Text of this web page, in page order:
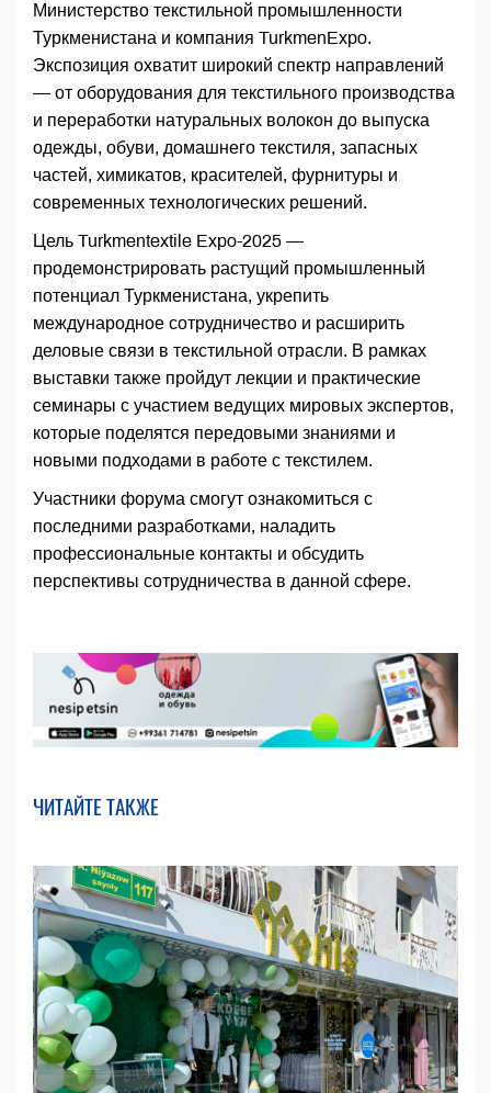
Министерство текстильной промышленности
Туркменистана и компания TurkmenExpo.
Экспозиция охватит широкий спектр направлений
— от оборудования для текстильного производства
и переработки натуральных волокон до выпуска
одежды, обуви, домашнего текстиля, запасных
частей, химикатов, красителей, фурнитуры и
современных технологических решений.
Цель Turkmentextile Expo-2025 —
продемонстрировать растущий промышленный
потенциал Туркменистана, укрепить
международное сотрудничество и расширить
деловые связи в текстильной отрасли. В рамках
выставки также пройдут лекции и практические
семинары с участием ведущих мировых экспертов,
которые поделятся передовыми знаниями и
новыми подходами в работе с текстилем.
Участники форума смогут ознакомиться с
последними разработками, наладить
профессиональные контакты и обсудить
перспективы сотрудничества в данной сфере.
ЧИТАЙТЕ ТАКЖЕ